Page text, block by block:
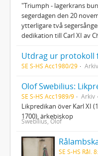
"Triumph - lagerkrans
segerdagen den 20
ytterligare två
dedikation till Carl XI av
SE S-HS Acc1980/29 Arkiv
Olof Swebilius:
SE S-HS Acc1989/9 Arkiv
Likpredikan över Karl XI
1700), ärkebiskop
Swebilius, Olof
SE S-HS Rål.